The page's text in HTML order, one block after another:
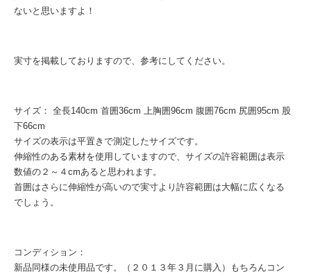
ないと思いますよ！
実寸を掲載しておりますので、参考にしてください。
サイズ： 全長140cm 首囲36cm 上胸囲96cm 腹囲76cm 尻囲95cm 股
下66cm
サイズの表示は平置きで測定したサイズです。
伸縮性のある素材を使用していますので、サイズの許容範囲は表示
数値の２～４cmあると思われます。
首囲はさらに伸縮性が高いので実寸より許容範囲は大幅に広くなる
でしょう。
コンディション：
新品同様の未使用品です。（２０１３年３月に購入）もちろんコン